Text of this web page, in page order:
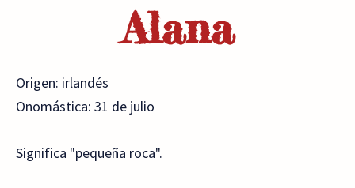
Alana
Origen: irlandés
Onomástica: 31 de julio
Significa "pequeña roca".